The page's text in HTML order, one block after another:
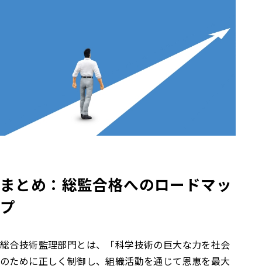
まとめ：総監合格へのロードマッ
プ
総合技術監理部門とは、「科学技術の巨大な力を社会
のために正しく制御し、組織活動を通じて恩恵を最大